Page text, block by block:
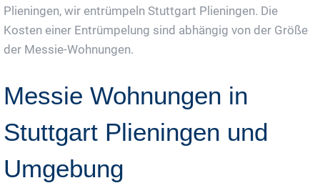
Plieningen, wir entrümpeln Stuttgart Plieningen. Die
Kosten einer Entrümpelung sind abhängig von der Größe
der Messie-Wohnungen.
Messie Wohnungen in
Stuttgart Plieningen und
Umgebung